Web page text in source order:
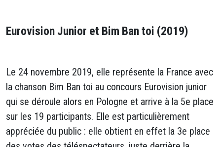
Eurovision Junior et Bim Ban toi (2019)
Le 24 novembre 2019, elle représente la France avec
la chanson Bim Ban toi au concours Eurovision junior
qui se déroule alors en Pologne et arrive à la 5e place
sur les 19 participants. Elle est particulièrement
appréciée du public : elle obtient en effet la 3e place